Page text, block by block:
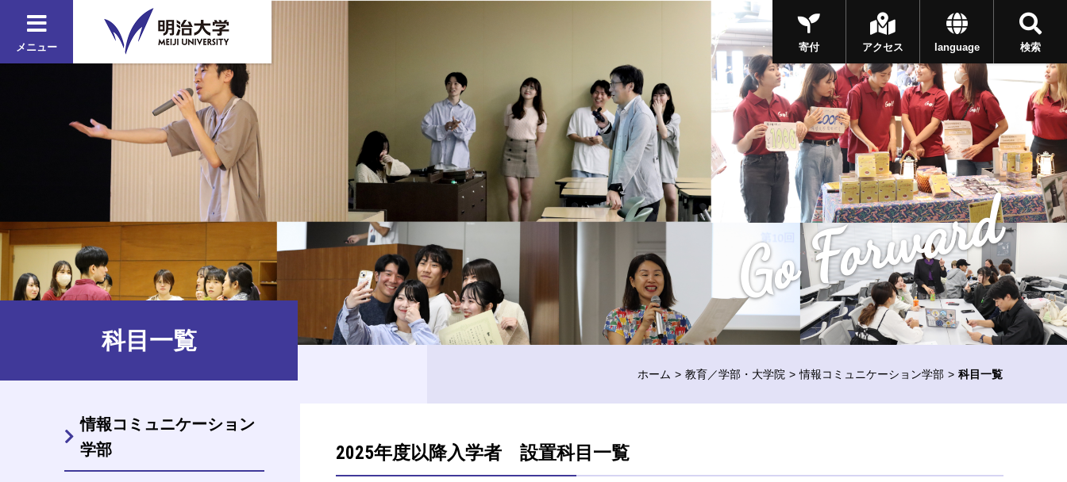
メニュー 検索
language
アクセス
寄付
Go Forward
科目一覧
ホーム 教育／学部・大学院 情報コミュニケーション学部 科目一覧
2025年度以降入学者 設置科目一覧
情報コミュニケーション
学部